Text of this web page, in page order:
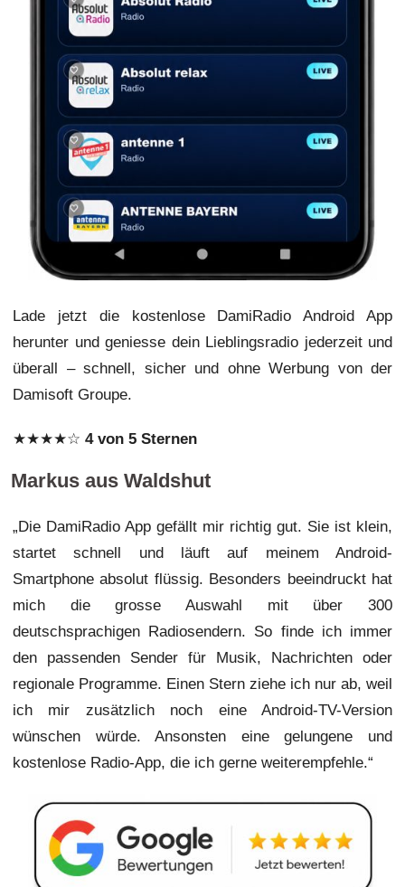
Lade jetzt die kostenlose DamiRadio Android App
herunter und geniesse dein Lieblingsradio jederzeit und
überall – schnell, sicher und ohne Werbung von der
Damisoft Groupe.
★★★★☆ 4 von 5 Sternen
Markus aus Waldshut
„Die DamiRadio App gefällt mir richtig gut. Sie ist klein,
startet schnell und läuft auf meinem Android-
Smartphone absolut flüssig. Besonders beeindruckt hat
mich die grosse Auswahl mit über 300
deutschsprachigen Radiosendern. So finde ich immer
den passenden Sender für Musik, Nachrichten oder
regionale Programme. Einen Stern ziehe ich nur ab, weil
ich mir zusätzlich noch eine Android-TV-Version
wünschen würde. Ansonsten eine gelungene und
kostenlose Radio-App, die ich gerne weiterempfehle.“